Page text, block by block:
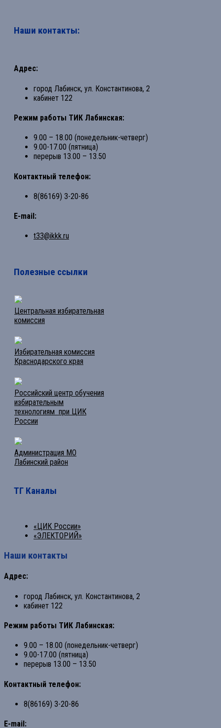
Наши контакты:
Адрес:
город Лабинск, ул. Константинова, 2
кабинет 122
Режим работы ТИК Лабинская:
9.00 – 18.00 (понедельник-четверг)
9.00-17.00 (пятница)
перерыв 13.00 – 13.50
Контактный телефон:
8(86169) 3-20-86
E-mail:
t33@ikkk.ru
Полезные ссылки
Центральная избирательная
комиссия
Избирательная комиссия
Краснодарского края
Российский центр обучения
избирательным
технологиям при ЦИК
России
Администрация МО
Лабинский район
ТГ Каналы
«ЦИК России»
«ЭЛЕКТОРИЙ»
Наши контакты
Адрес:
город Лабинск, ул. Константинова, 2
кабинет 122
Режим работы ТИК Лабинская:
9.00 – 18.00 (понедельник-четверг)
9.00-17.00 (пятница)
перерыв 13.00 – 13.50
Контактный телефон:
8(86169) 3-20-86
E-mail: